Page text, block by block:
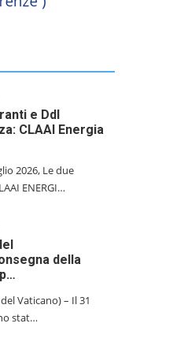
e Ddl
CLAAI Energia
2026, Le due
ENERGI…
della
Vaticano) – Il 31
stat…